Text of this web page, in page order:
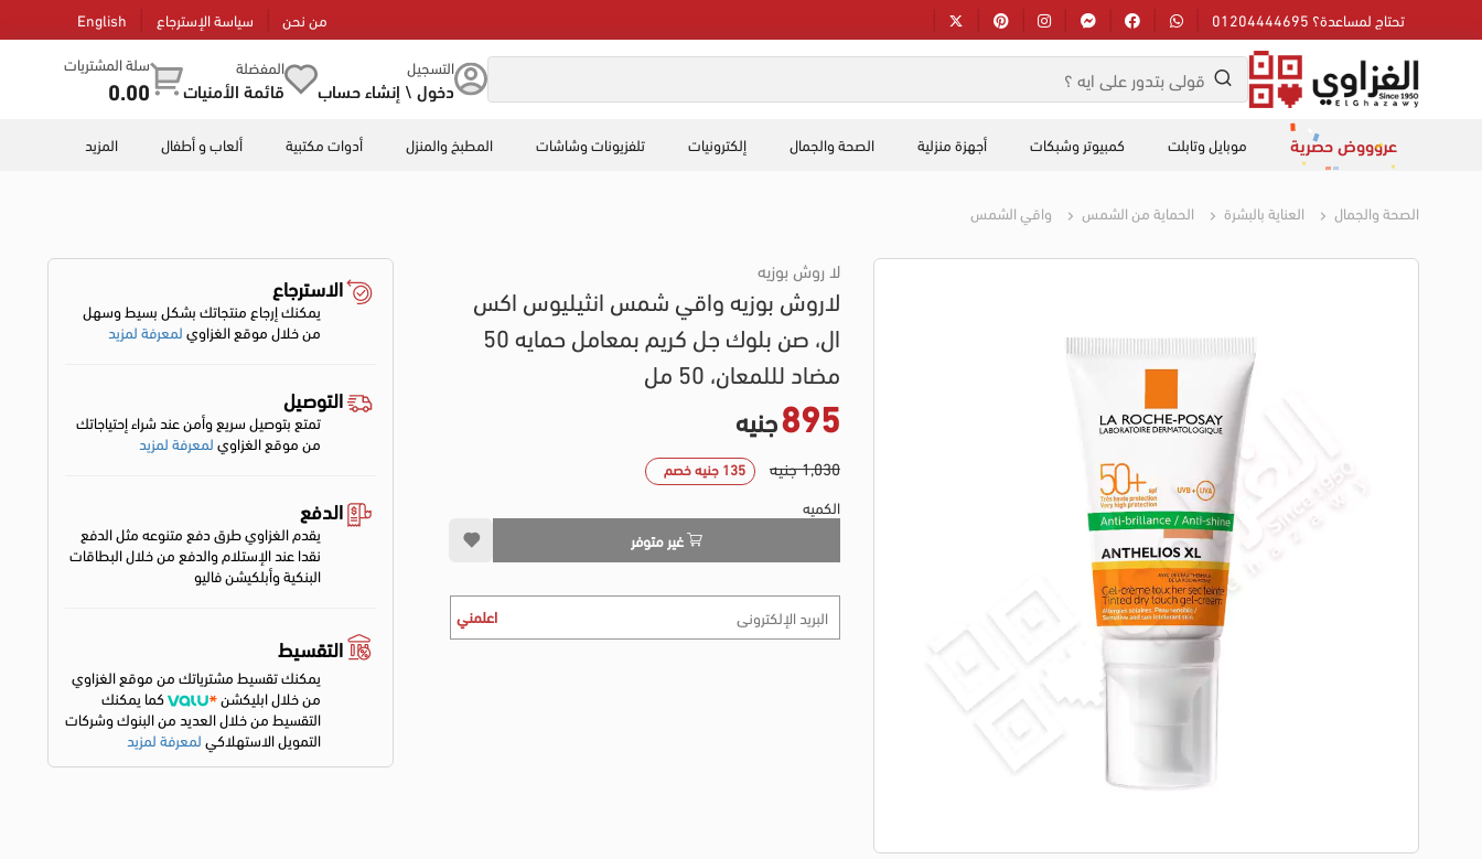
تحتاج لمساعدة؟ 01204444695 من نحن سياسة الإسترجاع English
التسجيل
دخول \ إنشاء حساب
المفضلة
قائمة الأمنيات
سلة المشتريات
0.00
عروووض حصرية موبايل وتابلت كمبيوتر وشبكات أجهزة منزلية الصحة والجمال إلكترونيات تلفزيونات وشاشات المطبخ والمنزل أدوات مكتبية ألعاب و أطفال المزيد
الصحة والجمال العناية بالبشرة الحماية من الشمس واقي الشمس
لا روش بوزيه
لاروش بوزيه واقي شمس انثيليوس اكس
ال، صن بلوك جل كريم بمعامل حمايه 50
مضاد لللمعان، 50 مل
895جنيه
1,030 جنيه 135 جنيه خصم
الكميه
غير متوفر
اعلمني
الاسترجاع
يمكنك إرجاع منتجاتك بشكل بسيط وسهل
من خلال موقع الغزاويلمعرفة لمزيد
التوصيل
تمتع بتوصيل سريع وأمن عند شراء إحتياجاتك
من موقع الغزاويلمعرفة لمزيد
الدفع
يقدم الغزاوي طرق دفع متنوعه مثل الدفع
نقدا عند الإستلام والدفع من خلال البطاقات
البنكية وأبلكيشن فاليو
التقسيط
يمكنك تقسيط مشترياتك من موقع الغزاوي
من خلال ابليكشن
كما يمكنك
التقسيط من خلال العديد من البنوك وشركات
التمويل الاستهلاكيلمعرفة لمزيد